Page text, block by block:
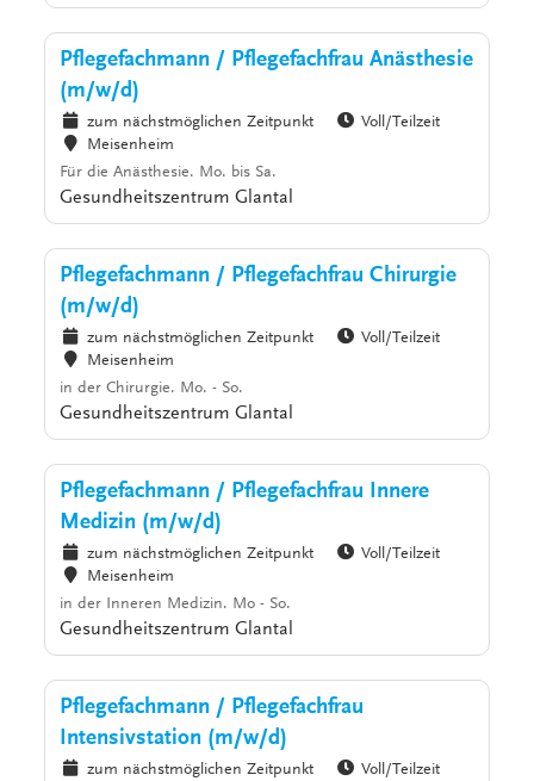
Pflegefachmann / Pflegefachfrau Anästhesie
(m/w/d)
zum nächstmöglichen Zeitpunkt
Voll/Teilzeit
Meisenheim
Für die Anästhesie. Mo. bis Sa.
Gesundheitszentrum Glantal
Pflegefachmann / Pflegefachfrau Chirurgie
(m/w/d)
zum nächstmöglichen Zeitpunkt
Voll/Teilzeit
Meisenheim
in der Chirurgie. Mo. - So.
Gesundheitszentrum Glantal
Pflegefachmann / Pflegefachfrau Innere
Medizin (m/w/d)
zum nächstmöglichen Zeitpunkt
Voll/Teilzeit
Meisenheim
in der Inneren Medizin. Mo - So.
Gesundheitszentrum Glantal
Pflegefachmann / Pflegefachfrau
Intensivstation (m/w/d)
zum nächstmöglichen Zeitpunkt
Voll/Teilzeit